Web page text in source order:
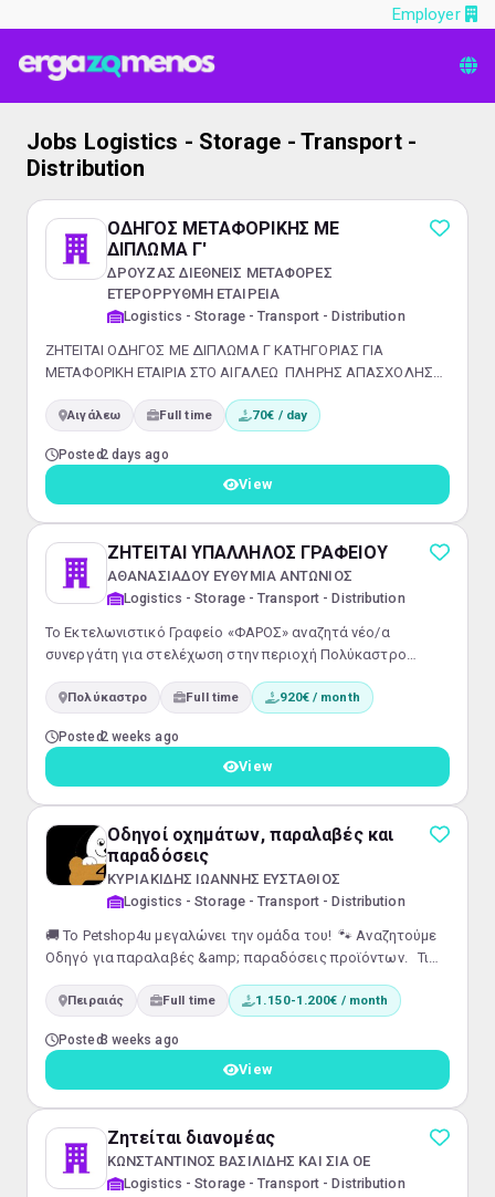
Employer
Jobs Logistics - Storage - Transport -
Distribution
ΟΔΗΓΟΣ ΜΕΤΑΦΟΡΙΚΗΣ ΜΕ
ΔΙΠΛΩΜΑ Γ'
ΔΡΟΥΖΑΣ ΔΙΕΘΝΕΙΣ ΜΕΤΑΦΟΡΕΣ
ΕΤΕΡΟΡΡΥΘΜΗ ΕΤΑΙΡΕΙΑ
Logistics - Storage - Transport - Distribution
ΖΗΤΕΙΤΑΙ ΟΔΗΓΟΣ ΜΕ ΔΙΠΛΩΜΑ Γ ΚΑΤΗΓΟΡΙΑΣ ΓΙΑ
ΜΕΤΑΦΟΡΙΚΗ ΕΤΑΙΡΙΑ ΣΤΟ ΑΙΓΑΛΕΩ ΠΛΗΡΗΣ ΑΠΑΣΧΟΛΗΣΗ
Αιγάλεω Full time 70€ / day
Posted2 days ago
View
ΖΗΤΕΙΤΑΙ ΥΠΑΛΛΗΛΟΣ ΓΡΑΦΕΙΟΥ
ΑΘΑΝΑΣΙΑΔΟΥ ΕΥΘΥΜΙΑ ΑΝΤΩΝΙΟΣ
Logistics - Storage - Transport - Distribution
Το Εκτελωνιστικό Γραφείο «ΦΑΡΟΣ» αναζητά νέο/α
συνεργάτη για στελέχωση στην περιοχή Πολύκαστρο
διαδικασιών και υποστήριξη εκτελωνιστικών
δεδομένων και αρχειοθέτηση εγγράφων 📋 Απαραίτητα
Προσόντα: Γνώση χρήσης Η/Υ (MS Office: Word, Excel,
Email)Συνέπεια, επαγγελματισμός και οργανωτικές
ικανότητεςΠρ...
Πολύκαστρο Full time 920€ / month
Posted2 weeks ago
View
Οδηγοί οχημάτων, παραλαβές και
παραδόσεις
ΚΥΡΙΑΚΙΔΗΣ ΙΩΑΝΝΗΣ ΕΥΣΤΑΘΙΟΣ
Logistics - Storage - Transport - Distribution
🚚 Το Petshop4u μεγαλώνει την ομάδα του! 🐾 Αναζητούμε
Οδηγό για παραλαβές &amp; παραδόσεις προϊόντων. Τι
σύγχρονο ηλεκτρικό βαν.✅ Δεν απαιτείται επαγγελματικό
Εκπληρωμένες στρατιωτικές υποχρεώσεις✅
Υπευθυνότητα &amp; συνέπεια✅ Ευγένεια και
επαγγελματική συμπεριφορά 🕘 Ωράριο
εργασίας:Δευτέρα –...
Πειραιάς Full time 1.150-1.200€ / month
Posted3 weeks ago
View
Ζητείται διανομέας
ΚΩΝΣΤΑΝΤΙΝΟΣ ΒΑΣΙΛΙΔΗΣ ΚΑΙ ΣΙΑ ΟΕ
Logistics - Storage - Transport - Distribution